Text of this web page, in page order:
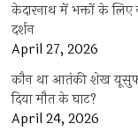
केदारनाथ में भक्तों के
दर्शन
April 27, 2026
कौन था आतंकी शेख यूसुफ
दिया मौत के घाट?
April 24, 2026